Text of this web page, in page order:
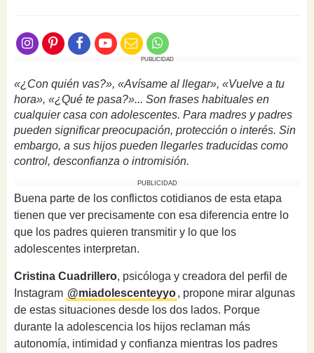
PUBLICIDAD
«¿Con quién vas?», «Avísame al llegar», «Vuelve a tu
hora», «¿Qué te pasa?»... Son frases habituales en
cualquier casa con adolescentes. Para madres y padres
pueden significar preocupación, protección o interés. Sin
embargo, a sus hijos pueden llegarles traducidas como
control, desconfianza o intromisión.
PUBLICIDAD
Buena parte de los conflictos cotidianos de esta etapa
tienen que ver precisamente con esa diferencia entre lo
que los padres quieren transmitir y lo que los
adolescentes interpretan.
Cristina Cuadrillero, psicóloga y creadora del perfil de
Instagram @miadolescenteyyo, propone mirar algunas
de estas situaciones desde los dos lados. Porque
durante la adolescencia los hijos reclaman más
autonomía, intimidad y confianza mientras los padres